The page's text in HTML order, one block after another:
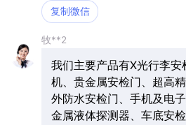
复制微信
牧**2
我们主要产品有X光行李安
机、贵金属安检门、超高
外防水安检门、手机及电子
金属液体探测器、车底安